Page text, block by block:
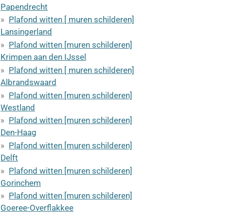
Papendrecht
Plafond witten [ muren schilderen]
Lansingerland
Plafond witten [muren schilderen]
Krimpen aan den IJssel
Plafond witten [ muren schilderen]
Albrandswaard
Plafond witten [muren schilderen]
Westland
Plafond witten [muren schilderen]
Den-Haag
Plafond witten [muren schilderen]
Delft
Plafond witten [muren schilderen]
Gorinchem
Plafond witten [muren schilderen]
Goeree-Overflakkee